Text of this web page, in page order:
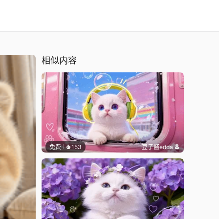
相似内容
免费 153 豆子酱edda